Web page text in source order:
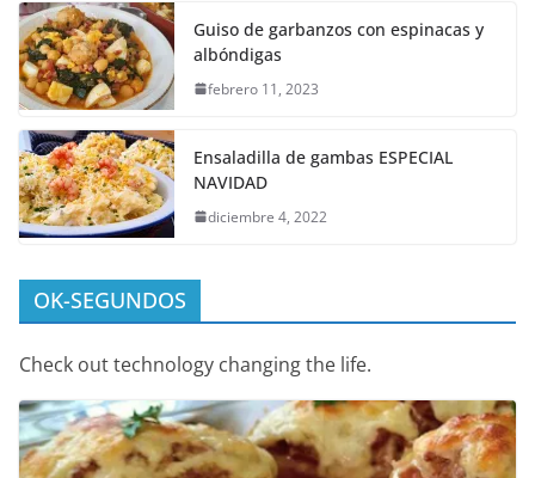
Guiso de garbanzos con espinacas y
albóndigas
febrero 11, 2023
Ensaladilla de gambas ESPECIAL
NAVIDAD
diciembre 4, 2022
OK-SEGUNDOS
Check out technology changing the life.